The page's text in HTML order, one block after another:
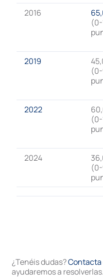
2016
2019
2022
2024
¿Tenéis dudas?Contacta
ayudaremos a resolverlas.